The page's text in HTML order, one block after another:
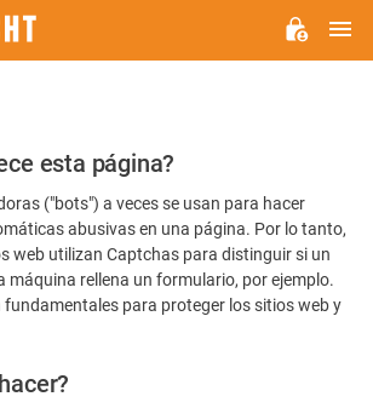
esta página?
("bots") a veces se usan para hacer
abusivas en una página. Por lo tanto,
web utilizan Captchas para distinguir si un
máquina rellena un formulario, por ejemplo.
para proteger los sitios web y